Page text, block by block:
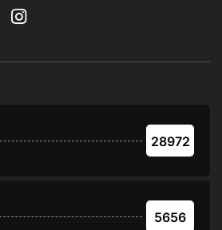
28972
5656